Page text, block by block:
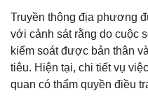
Truyền thông địa phương
với cảnh sát rằng do cuộc
kiểm soát được bản thân
tiêu. Hiện tại, chi tiết vụ
quan có thẩm quyền điều